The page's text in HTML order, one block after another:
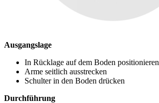
Ausgangslage
In Rücklage auf dem Boden positionieren
Arme seitlich ausstrecken
Schulter in den Boden drücken
Durchführung